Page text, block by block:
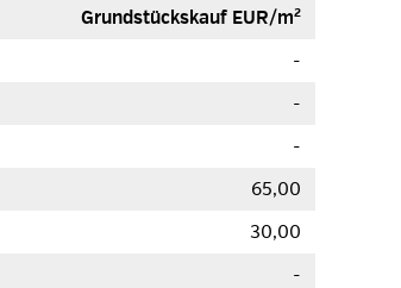
Grund­stücks­kauf EUR/m²
-
-
-
65,00
30,00
-